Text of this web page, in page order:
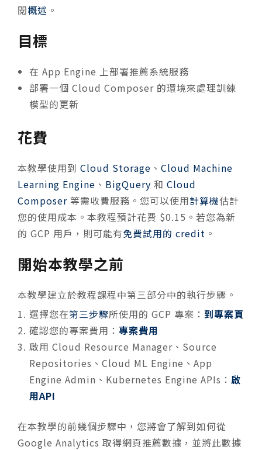
閱概述 。
目標
在 App Engine 上部署推薦系統服務
部署一個 Cloud Composer 的環境來處理訓練
模型的更新
花費
本教學使用到 Cloud Storage 、 Cloud Machine
Learning Engine 、 BigQuery 和 Cloud
Composer 等需收費服務。您可以使用計算機估計
您的使用成本。本教程預計花費 $0.15。若您為新
的 GCP 用戶，則可能有免費試用的 credit 。
開始本教學之前
本教學建立於教程課程中第三部分中的執行步驟。
選擇您在第三步驟所使用的 GCP 專案： 到專案頁
確認您的專案費用： 專案費用
啟用 Cloud Resource Manager、Source
Repositories、Cloud ML Engine、App
Engine Admin、Kubernetes Engine APIs： 啟
用API
在本教學的前幾個步驟中，您將會了解到如何從
Google Analytics 取得網頁推薦數據，並將此數據